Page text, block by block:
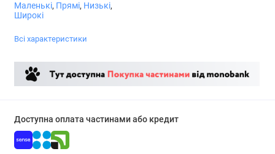
Маленькі, Прямі, Низькі,
Широкі
Всі характеристики
Доступна оплата частинами або кредит